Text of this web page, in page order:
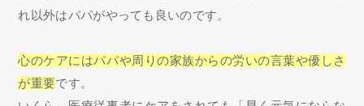
れ以外はパパがやっても良いのです。
心のケアにはパパや周りの家族からの労いの言葉や優しさ
が重要です。